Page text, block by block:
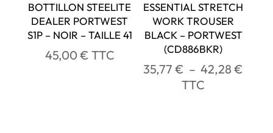
BOTTILLON STEELITE
DEALER PORTWEST
S1P – NOIR – TAILLE 41
45,00 € TTC
ESSENTIAL STRETCH
WORK TROUSER
BLACK – PORTWEST
(CD886BKR)
35,77€ – 42,28€
TTC